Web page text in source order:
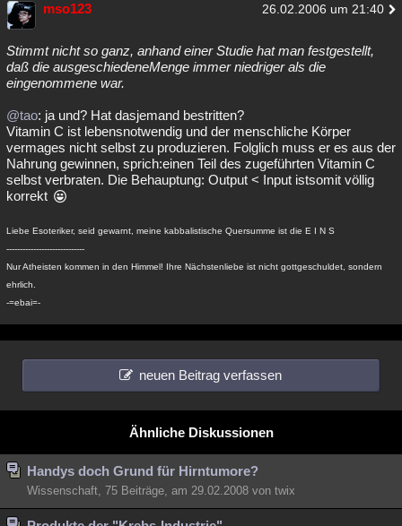
mso123 26.02.2006 um 21:40
Stimmt nicht so ganz, anhand einer Studie hat man festgestellt,
daß die ausgeschiedeneMenge immer niedriger als die
eingenommene war.
@tao: ja und? Hat dasjemand bestritten?
Vitamin C ist lebensnotwendig und der menschliche Körper
vermages nicht selbst zu produzieren. Folglich muss er es aus der
Nahrung gewinnen, sprich:einen Teil des zugeführten Vitamin C
selbst verbraten. Die Behauptung: Output < Input istsomit völlig
korrekt
Liebe Esoteriker, seid gewarnt, meine kabbalistische Quersumme ist die E I N S
-----------------------------
Nur Atheisten kommen in den Himmel! Ihre Nächstenliebe ist nicht gottgeschuldet, sondern
ehrlich.
-=ebai=-
neuen Beitrag verfassen
Ähnliche Diskussionen
Handys doch Grund für Hirntumore?
Wissenschaft, 75 Beiträge, am 29.02.2008 von twix